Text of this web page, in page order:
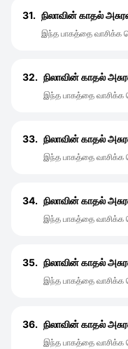
31. நிலாவின் காதல்
இந்த பாகத்தை வாசிக்க
32. நிலாவின் காதல்
இந்த பாகத்தை வாசிக்க
33. நிலாவின் காதல்
இந்த பாகத்தை வாசிக்க
34. நிலாவின் காதல்
இந்த பாகத்தை வாசிக்க
35. நிலாவின் காதல்
இந்த பாகத்தை வாசிக்க
36. நிலாவின் காதல்
இந்த பாகத்தை வாசிக்க